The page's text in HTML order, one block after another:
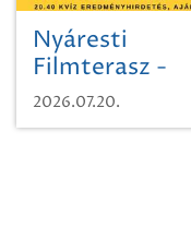
Nyáresti
Filmterasz -
Beugró a
Paradicsomba
2026.07.20.